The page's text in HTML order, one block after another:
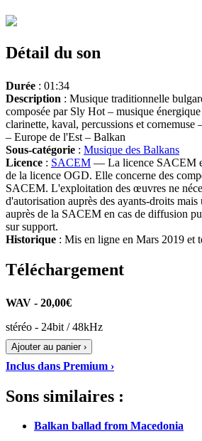
Détail du son
Durée : 01:34
Description : Musique traditionnelle
composée par Sly Hot – musique
clarinette, kaval, percussions et cornemuse
– Europe de l'Est – Balkan
Sous-catégorie : Musique des Balkans
Licence : SACEM — La licence SACEM
de la licence OGD. Elle concerne des
SACEM. L'exploitation des œuvres ne
d'autorisation auprès des ayants-droits
auprès de la SACEM en cas de diffusion
sur support.
Historique : Mis en ligne en Mars 2019 et
Téléchargement
WAV - 20,00€
stéréo - 24bit / 48kHz
Ajouter au panier ›
Inclus dans Premium ›
Sons similaires :
Balkan ballad from Macedonia